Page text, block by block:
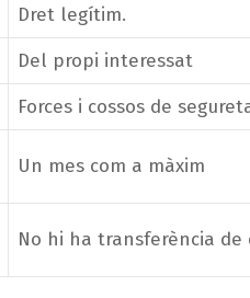
Dret legítim.
Del propi interessat
Forces i cossos de
Un mes com a màxim
No hi ha transferència